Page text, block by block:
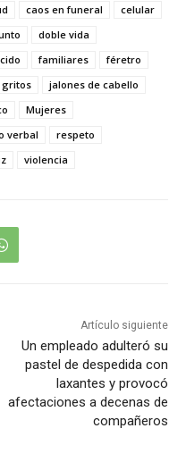
caos en funeral
celular
doble vida
familiares
féretro
gritos
jalones de cabello
Mujeres
verbal
respeto
violencia
Artículo siguiente
Un empleado adulteró su
pastel de despedida con
laxantes y provocó
afectaciones a decenas de
compañeros